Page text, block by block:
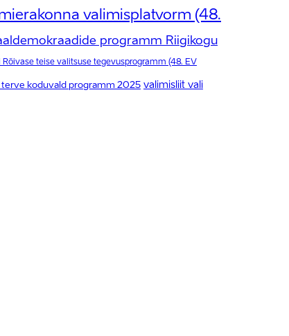
valimisplatvorm (48.
programm Riigikogu
Rõivase teise valitsuse tegevusprogramm (48. EV
koduvald programm 2025 valimisliit vali